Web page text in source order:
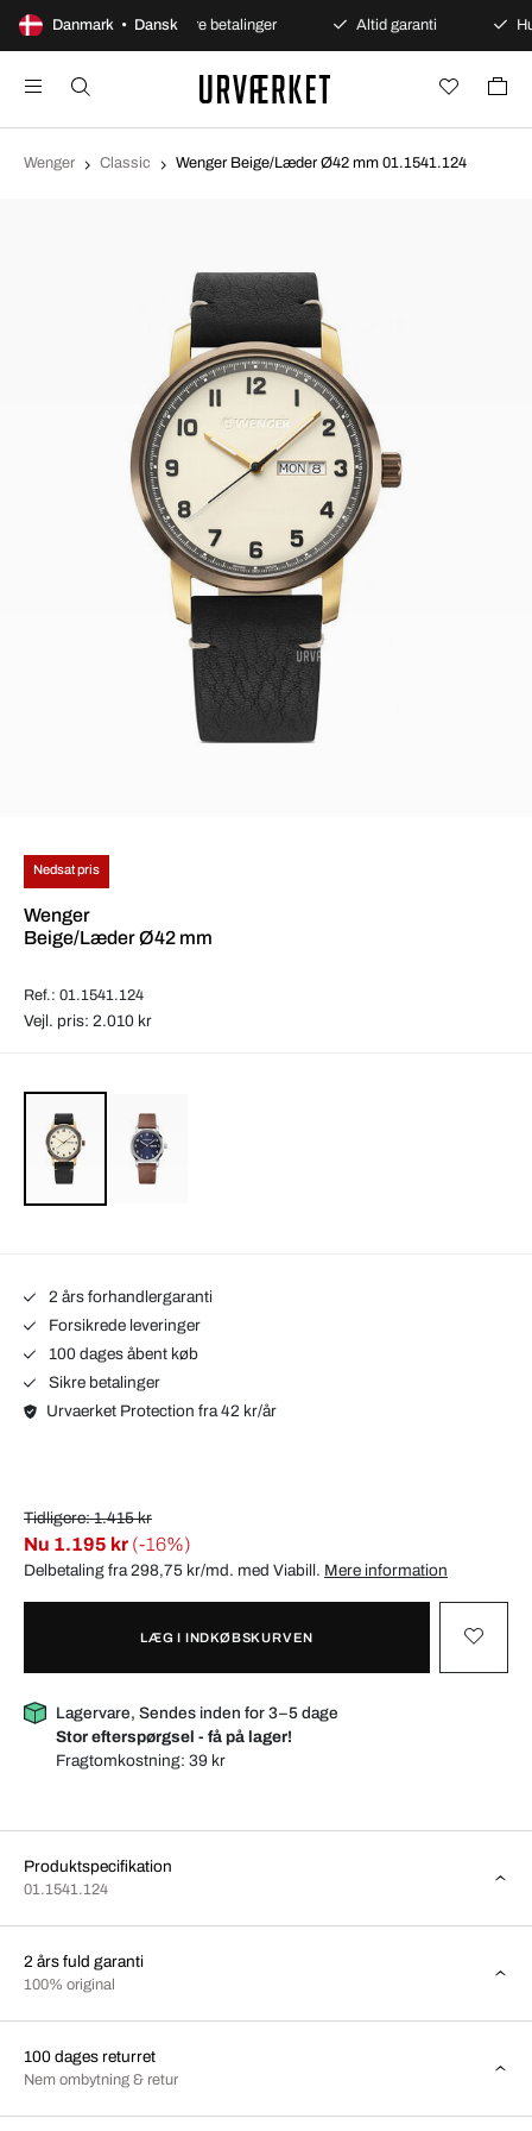
Danmark • Dansk
åbent køb Sikre betalinger Altid garanti
Wenger Classic Wenger Beige/Læder Ø42 mm 01.1541.124
Nedsat pris
Wenger
Beige/Læder Ø42 mm
Ref.: 01.1541.124
Vejl. pris: 2.010 kr
2 års forhandlergaranti
Forsikrede leveringer
100 dages åbent køb
Sikre betalinger
Urvaerket Protection fra 42 kr/år
Tidligere: 1.415 kr
Nu 1.195 kr (-16%)
Delbetaling fra 298,75 kr/md. med Viabill. Mere information
LÆG I INDKØBSKURVEN
Lagervare, Sendes inden for 3–5 dage
Stor efterspørgsel - få på lager!
Fragtomkostning:39 kr
Produktspecifikation
01.1541.124
2 års fuld garanti
100% original
100 dages returret
Nem ombytning & retur